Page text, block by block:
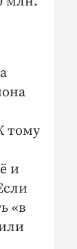
тому
и
«в